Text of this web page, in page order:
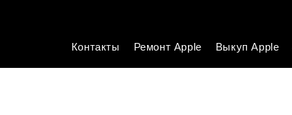
Контакты Ремонт Apple Выкуп Apple